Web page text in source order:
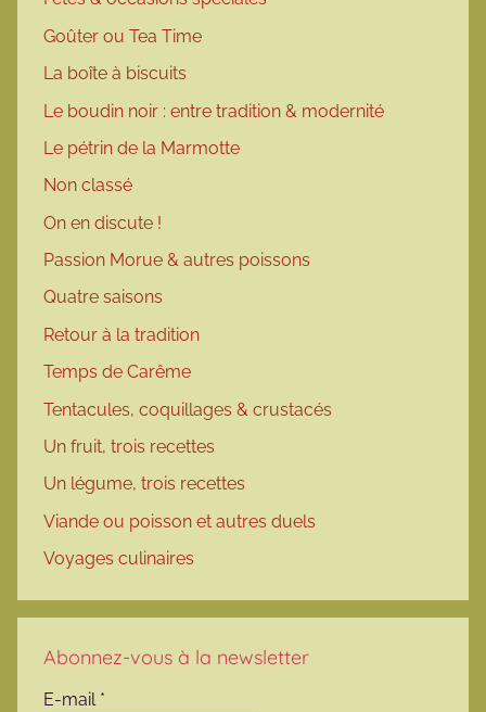
Goûter ou Tea Time
La boîte à biscuits
Le boudin noir : entre tradition & modernité
Le pétrin de la Marmotte
Non classé
On en discute !
Passion Morue & autres poissons
Quatre saisons
Retour à la tradition
Temps de Carême
Tentacules, coquillages & crustacés
Un fruit, trois recettes
Un légume, trois recettes
Viande ou poisson et autres duels
Voyages culinaires
Abonnez-vous à la newsletter
E-mail *